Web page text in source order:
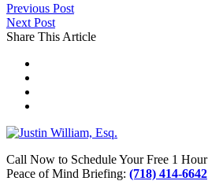
Previous Post
Next Post
Share This Article
Call Now to Schedule Your Free 1 Hour
Peace of Mind Briefing: (718) 414-6642